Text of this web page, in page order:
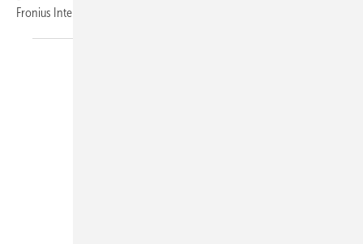
Fronius International,